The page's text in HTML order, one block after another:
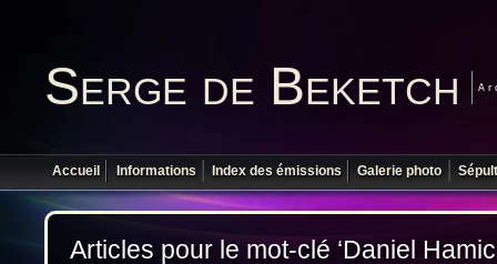
Serge de Beketch
Accueil Informations Index des émissions Galerie photo
Articles pour le mot-clé ‘Daniel